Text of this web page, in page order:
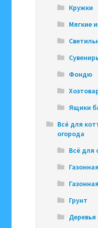
Кружки
Мягкие
Фондю
Ящики
Всё для
огорода
Всё для
Грунт